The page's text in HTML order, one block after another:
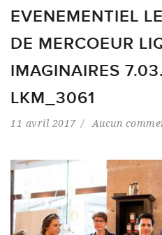
EVENEMENTIEL
DE MERCOEUR
IMAGINAIRES
LKM_3061
11 avril 2017 Aucun